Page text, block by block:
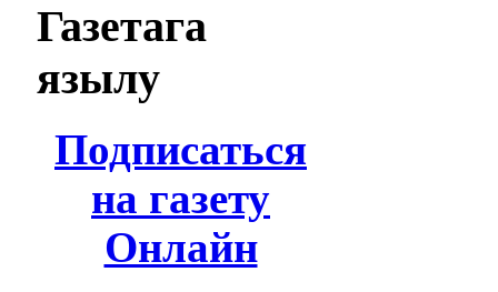
Газетага
язылу
Подписаться
на газету
Онлайн